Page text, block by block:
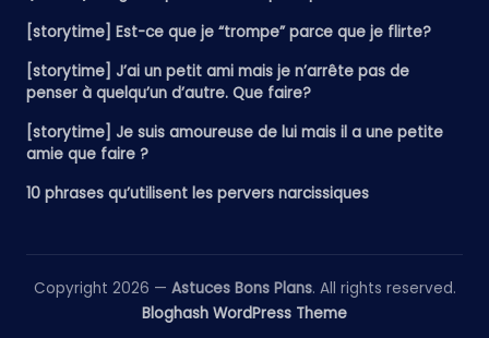
[storytime] Est-ce que je “trompe” parce que je flirte?
[storytime] J’ai un petit ami mais je n’arrête pas de
penser à quelqu’un d’autre. Que faire?
[storytime] Je suis amoureuse de lui mais il a une petite
amie que faire ?
10 phrases qu’utilisent les pervers narcissiques
Copyright 2026 — Astuces Bons Plans. All rights reserved.
Bloghash WordPress Theme